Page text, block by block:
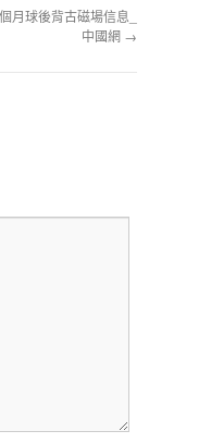
月球後背古磁場信息_
中國網 →